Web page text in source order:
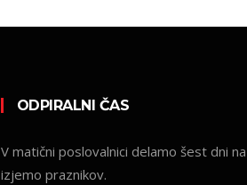
ODPIRALNI ČAS
V matični poslovalnici delamo šest dni
izjemo praznikov.